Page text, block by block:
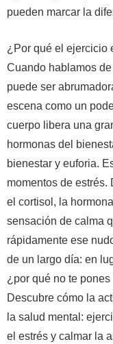
pueden marcar la
¿Por qué el ejercicio
Cuando hablamos
puede ser
escena como un
cuerpo libera una
hormonas del
bienestar y euforia.
momentos de
el cortisol, la
sensación de calma
rápidamente ese
de un largo día: en
¿por qué no te
Descubre cómo la
la salud mental:
el estrés y calmar la